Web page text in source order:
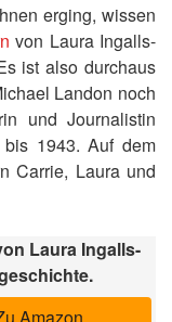
erging, wissen
von Laura Ingalls-
ist also durchaus
Landon noch
und Journalistin
1943. Auf dem
Carrie, Laura und
Laura Ingalls-
Amazon